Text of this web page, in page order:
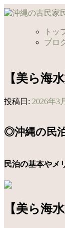
コ
ン
プ
トッ
ブロ
【美ら海
投稿日: 2026年3
◎沖縄の民
民泊の基本やメ
【美ら海